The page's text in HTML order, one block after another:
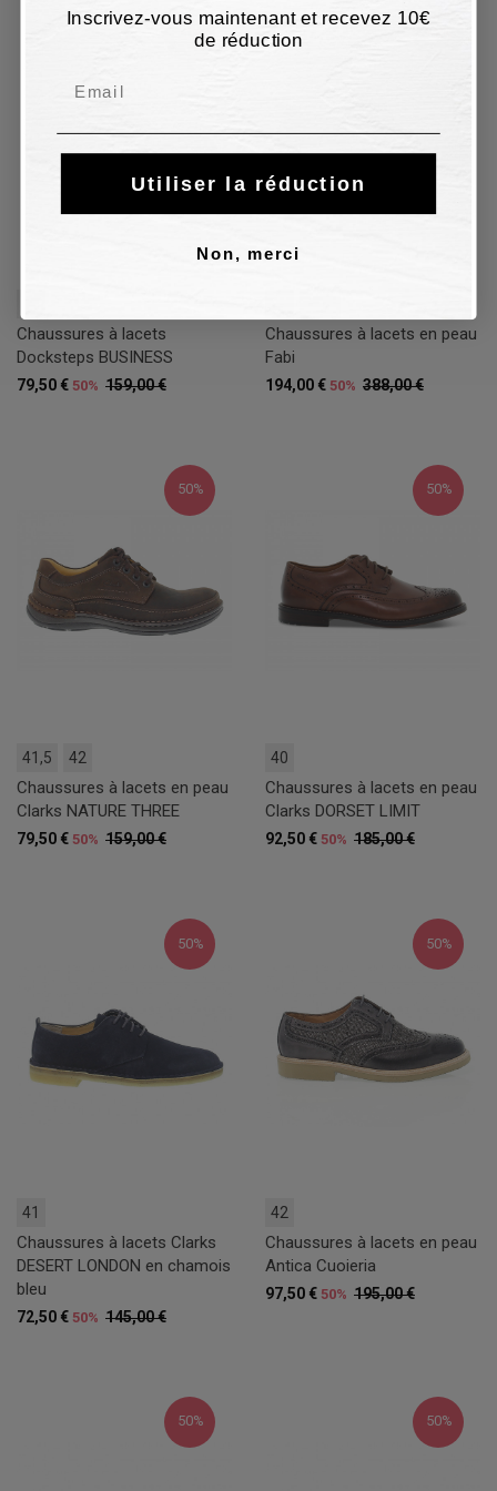
50%
Chaussures à lacets
Docksteps BUSINESS
159,00 €
79,50 € 50%
Chaussures à lacets en peau
Fabi
388,00 €
194,00 € 50%
50%
41,5 42
Chaussures à lacets en peau
Clarks NATURE THREE
159,00 €
79,50 € 50%
50%
40
Chaussures à lacets en peau
Clarks DORSET LIMIT
185,00 €
92,50 € 50%
50%
41
Chaussures à lacets Clarks
DESERT LONDON en chamois
bleu
145,00 €
72,50 € 50%
50%
42
Chaussures à lacets en peau
Antica Cuoieria
195,00 €
97,50 € 50%
50% 50%
Inscrivez-vous maintenant et recevez 10€
de réduction
Utiliser la réduction
Non, merci